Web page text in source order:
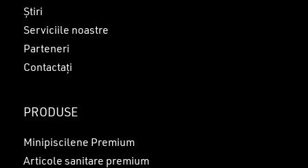
Știri
Serviciile noastre
Parteneri
Contactați
PRODUSE
Minipiscilene Premium
Articole sanitare premium